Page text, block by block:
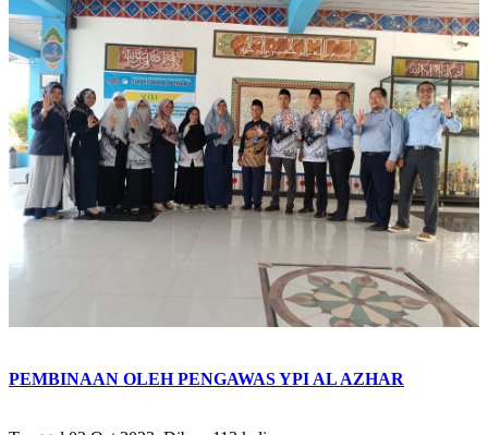
PEMBINAAN OLEH PENGAWAS YPI AL AZHAR